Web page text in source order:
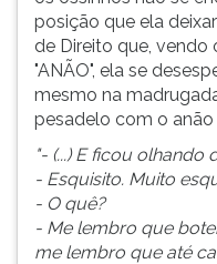
posição que ela
de Direito que, vendo
"ANÃO", ela se
mesmo na
pesadelo com o
"- (...) E ficou olhando
- Esquisito. Muito
- O quê?
- Me lembro que
me lembro que até